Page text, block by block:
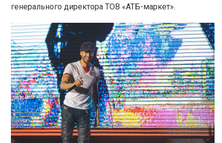
генерального директора ТОВ «АТБ-маркет».